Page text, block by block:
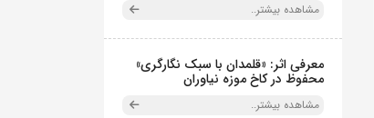
مشاهده بیشتر..
معرفی اثر: «قلمدان با سبک نگارگری»
محفوظ در کاخ موزه نیاوران
مشاهده بیشتر..